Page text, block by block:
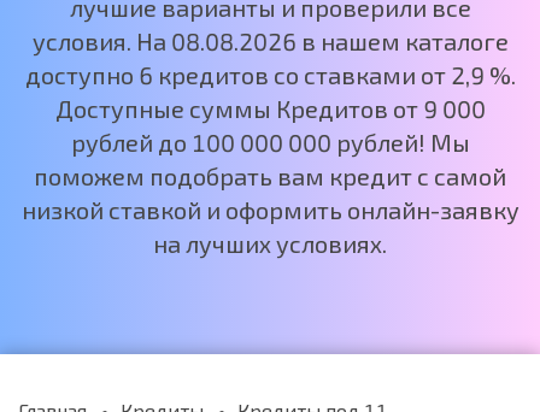
лучшие варианты и проверили все
условия. На 08.08.2026 в нашем каталоге
доступно 6 кредитов со ставками от 2,9 %.
Доступные суммы Кредитов от 9 000
рублей до 100 000 000 рублей! Мы
поможем подобрать вам кредит с самой
низкой ставкой и оформить онлайн-заявку
на лучших условиях.